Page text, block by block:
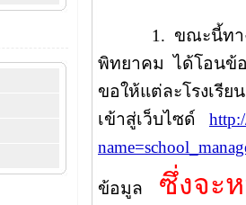
1. ขณะนี้ทางศูน
พิทยาคม ได้โอนข้
ขอให้แต่ละโรงเรียน
เข้าสู่เว็บไซด์
ข้อมูล
ซึ่งจะ